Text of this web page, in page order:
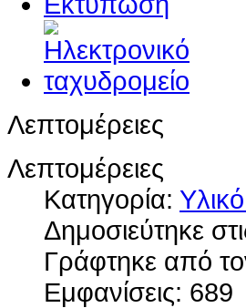
Λεπτομέρειες
Λεπτομέρειες
Κατηγορία:
Δημοσιεύτηκε
Γράφτηκε από
Εμφανίσεις: 689